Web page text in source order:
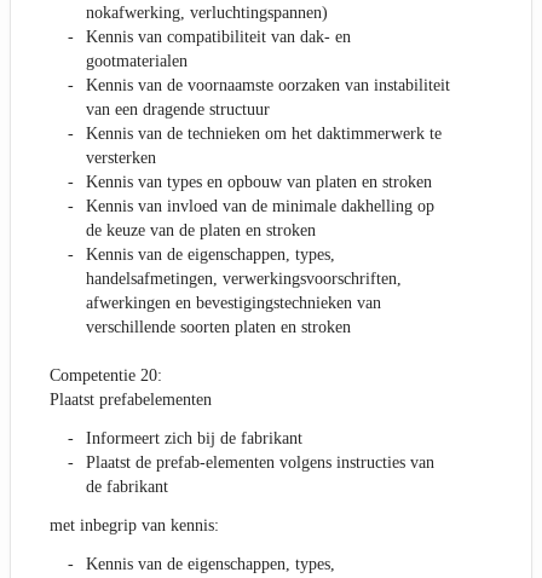
nokafwerking, verluchtingspannen)
Kennis van compatibiliteit van dak- en
gootmaterialen
Kennis van de voornaamste oorzaken van instabiliteit
van een dragende structuur
Kennis van de technieken om het daktimmerwerk te
versterken
Kennis van types en opbouw van platen en stroken
Kennis van invloed van de minimale dakhelling op
de keuze van de platen en stroken
Kennis van de eigenschappen, types,
handelsafmetingen, verwerkingsvoorschriften,
afwerkingen en bevestigingstechnieken van
verschillende soorten platen en stroken
Competentie 20:
Plaatst prefabelementen
Informeert zich bij de fabrikant
Plaatst de prefab-elementen volgens instructies van
de fabrikant
met inbegrip van kennis:
Kennis van de eigenschappen, types,